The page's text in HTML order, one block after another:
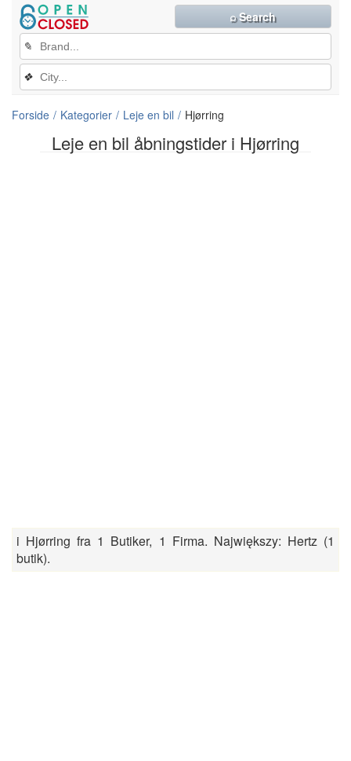
Leje en bil åbningstider i Hjørring
✎
❖
⌕ Search
Forside Kategorier Leje en bil Hjørring
i Hjørring fra 1 Butiker, 1 Firma. Największy: Hertz (1
butik).